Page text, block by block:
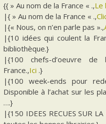
{{ » Au nom de la France « .,Le
|{ » Au nom de la France « .,
|{« Nous, on n’en parle pas ».,
|{10 idées qui coulent la
bibliothèque.}
|{100 chefs-d’oeuvre de
France.,Ici .}
|{100 week-ends pour
Disponible à l’achat sur les
….}
|{150 IDEES RECUES SUR LA